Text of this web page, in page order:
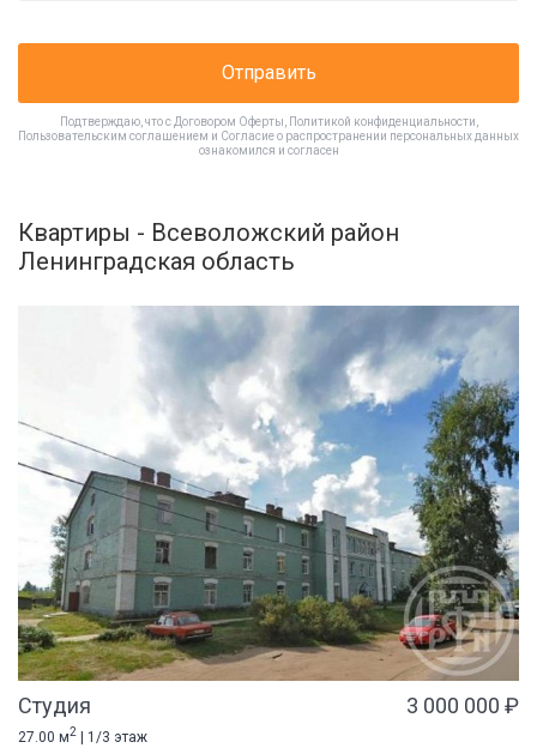
Отправить
Подтверждаю, что с Договором Оферты Политикой конфиденциальности
Пользовательским соглашением и Согласие о распространении персональных данных
ознакомился и согласен
Квартиры - Всеволожский район
Ленинградская область
Студия 3 000 000 ₽
27.00 м2
| 1/3 этаж